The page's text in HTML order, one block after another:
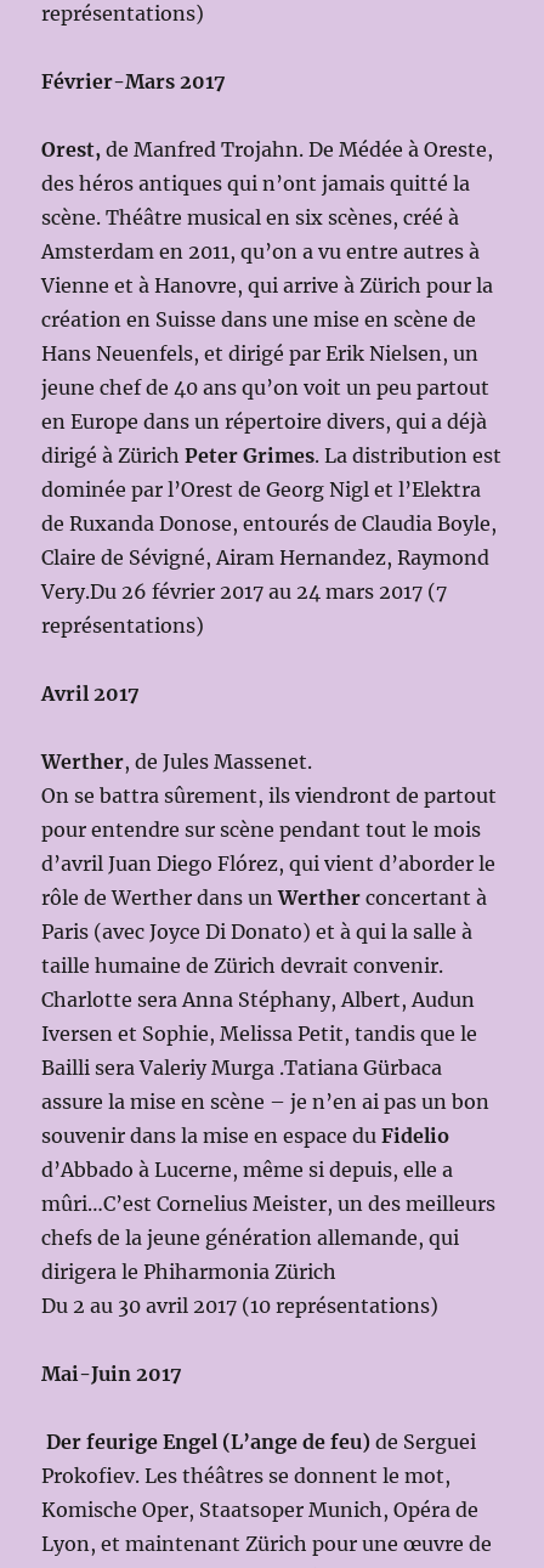
représentations)
Février-Mars 2017
Orest,de Manfred Trojahn. De Médée à Oreste,
des héros antiques qui n’ont jamais quitté la
scène. Théâtre musical en six scènes, créé à
Amsterdam en 2011, qu’on a vu entre autres à
Vienne et à Hanovre, qui arrive à Zürich pour la
création en Suisse dans une mise en scène de
Hans Neuenfels, et dirigé par Erik Nielsen, un
jeune chef de 40 ans qu’on voit un peu partout
en Europe dans un répertoire divers, qui a déjà
dirigé à ZürichPeter Grimes. La distribution est
dominée par l’Orest de Georg Nigl et l’Elektra
de Ruxanda Donose, entourés de Claudia Boyle,
Claire de Sévigné, Airam Hernandez, Raymond
Very.Du 26 février 2017 au 24 mars 2017 (7
représentations)
Avril 2017
Werther, de Jules Massenet.
On se battra sûrement, ils viendront de partout
pour entendre sur scène pendant tout le mois
d’avril Juan Diego Flórez, qui vient d’aborder le
rôle de Werther dans unWerther concertant à
Paris (avec Joyce Di Donato) et à qui la salle à
taille humaine de Zürich devrait convenir.
Charlotte sera Anna Stéphany, Albert, Audun
Iversen et Sophie, Melissa Petit, tandis que le
Bailli sera Valeriy Murga .Tatiana Gürbaca
assure la mise en scène – je n’en ai pas un bon
souvenir dans la mise en espace duFidelio
d’Abbado à Lucerne, même si depuis, elle a
mûri…C’est Cornelius Meister, un des meilleurs
chefs de la jeune génération allemande, qui
dirigera le Phiharmonia Zürich
Du 2 au 30 avril 2017 (10 représentations)
Mai-Juin 2017
Der feurige Engel (L’ange de feu)de Serguei
Prokofiev. Les théâtres se donnent le mot,
Komische Oper, Staatsoper Munich, Opéra de
Lyon, et maintenant Zürich pour une œuvre de